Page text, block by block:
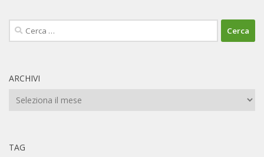
Ricerca
per:
ARCHIVI
Archivi
TAG